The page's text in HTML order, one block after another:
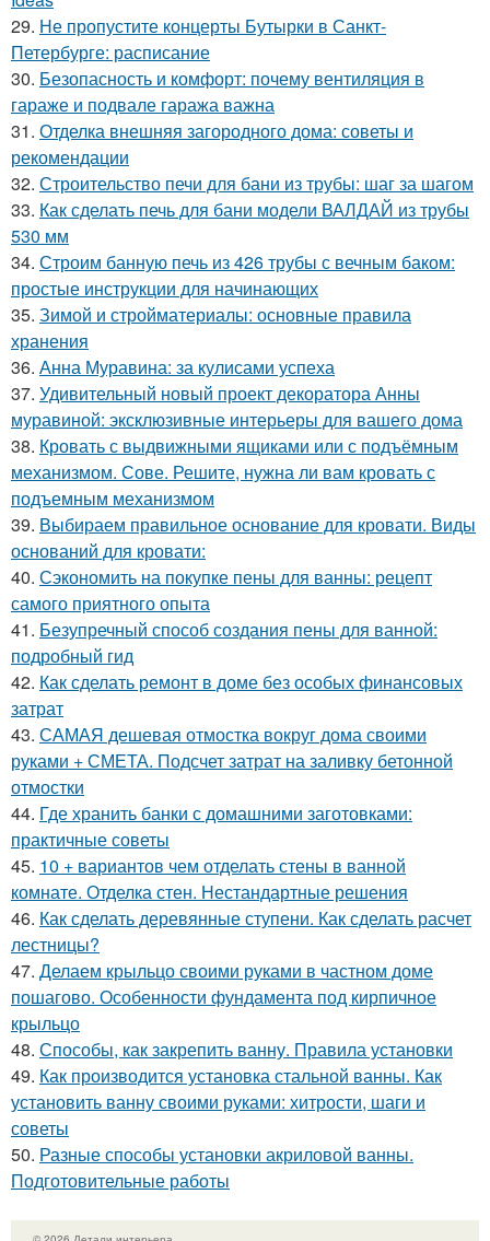
29. Не пропустите концерты Бутырки в Санкт-
Петербурге: расписание
30. Безопасность и комфорт: почему вентиляция в
гараже и подвале гаража важна
31. Отделка внешняя загородного дома: советы и
рекомендации
32. Строительство печи для бани из трубы: шаг за шагом
33. Как сделать печь для бани модели ВАЛДАЙ из трубы
530 мм
34. Строим банную печь из 426 трубы с вечным баком:
простые инструкции для начинающих
35. Зимой и стройматериалы: основные правила
хранения
36. Анна Муравина: за кулисами успеха
37. Удивительный новый проект декоратора Анны
муравиной: эксклюзивные интерьеры для вашего дома
38. Кровать с выдвижными ящиками или с подъёмным
механизмом. Сове. Решите, нужна ли вам кровать с
подъемным механизмом
39. Выбираем правильное основание для кровати. Виды
оснований для кровати:
40. Сэкономить на покупке пены для ванны: рецепт
самого приятного опыта
41. Безупречный способ создания пены для ванной:
подробный гид
42. Как сделать ремонт в доме без особых финансовых
затрат
43. САМАЯ дешевая отмостка вокруг дома своими
руками + СМЕТА. Подсчет затрат на заливку бетонной
отмостки
44. Где хранить банки с домашними заготовками:
практичные советы
45. 10 + вариантов чем отделать стены в ванной
комнате. Отделка стен. Нестандартные решения
46. Как сделать деревянные ступени. Как сделать расчет
лестницы?
47. Делаем крыльцо своими руками в частном доме
пошагово. Особенности фундамента под кирпичное
крыльцо
48. Способы, как закрепить ванну. Правила установки
49. Как производится установка стальной ванны. Как
установить ванну своими руками: хитрости, шаги и
советы
50. Разные способы установки акриловой ванны.
Подготовительные работы